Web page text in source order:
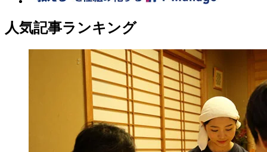
人気記事ランキング